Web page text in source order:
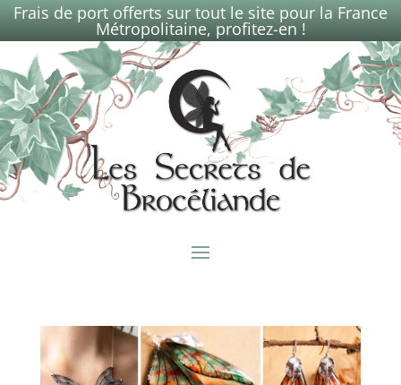
Frais de port offerts sur tout le site pour la France
Métropolitaine, profitez-en !